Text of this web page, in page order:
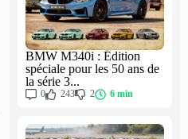
BMW M340i : Édition
spéciale pour les 50 ans de
la série 3...
0 243 2 6 min